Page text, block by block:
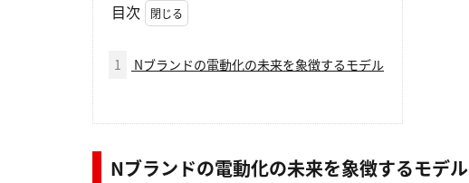
目次
1 Nブランドの電動化の未来を象徴するモデル
Nブランドの電動化の未来を象徴するモデル